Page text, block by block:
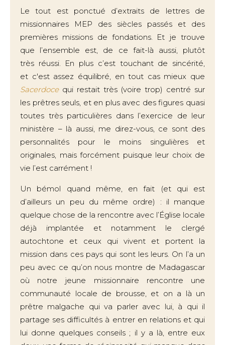
Le tout est ponctué d’extraits de lettres de
missionnaires MEP des siècles passés et des
premières missions de fondations. Et je trouve
que l’ensemble est, de ce fait-là aussi, plutôt
très réussi. En plus c’est touchant de sincérité,
et c'est assez équilibré, en tout cas mieux que
Sacerdocequi restait très (voire trop) centré sur
les prêtres seuls, et en plus avec des figures quasi
toutes très particulières dans l’exercice de leur
ministère – là aussi, me direz-vous, ce sont des
personnalités pour le moins singulières et
originales, mais forcément puisque leur choix de
vie l’est carrément !
Un bémol quand même, en fait (et qui est
d’ailleurs un peu du même ordre) : il manque
quelque chose de la rencontre avec l’Église locale
déjà implantée et notamment le clergé
autochtone et ceux qui vivent et portent la
mission dans ces pays qui sont les leurs. On l’a un
peu avec ce qu’on nous montre de Madagascar
où notre jeune missionnaire rencontre une
communauté locale de brousse, et on a là un
prêtre malgache qui va parler avec lui, à qui il
partage ses difficultés à entrer en relations et qui
lui donne quelques conseils ; il y a là, entre eux